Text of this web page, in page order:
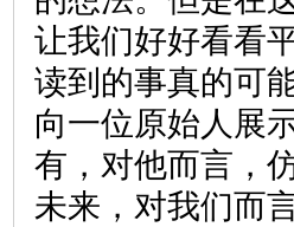
让我们好好看看
读到的事真的可
向一位原始人展
有，对他而言，
未来，对我们而